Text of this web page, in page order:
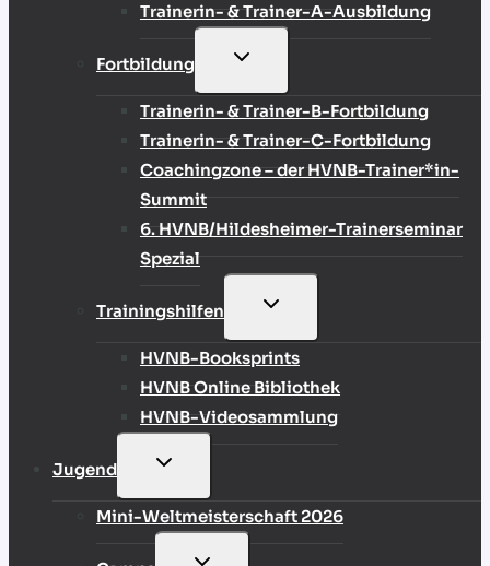
Trainerin- & Trainer-A-Ausbildung
Fortbildung
UNTERMENÜ
Trainerin- & Trainer-B-Fortbildung
Trainerin- & Trainer-C-Fortbildung
Coachingzone – der HVNB-Trainer*in-
Summit
6. HVNB/Hildesheimer-Trainerseminar
Spezial
Trainingshilfen
UNTERMENÜ
HVNB-Booksprints
HVNB Online Bibliothek
HVNB-Videosammlung
Jugend
UNTERMENÜ
Mini-Weltmeisterschaft 2026
UNTERMENÜ